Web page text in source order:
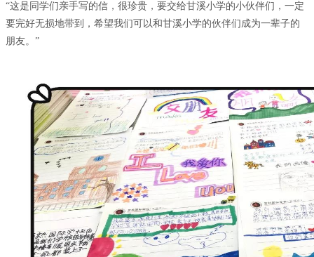
“这是同学们亲手写的信，很珍贵，要交给甘溪小学的小伙伴们，一定
要完好无损地带到，希望我们可以和甘溪小学的伙伴们成为一辈子的
朋友。 ”